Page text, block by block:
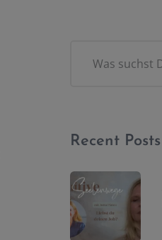
Recent Posts